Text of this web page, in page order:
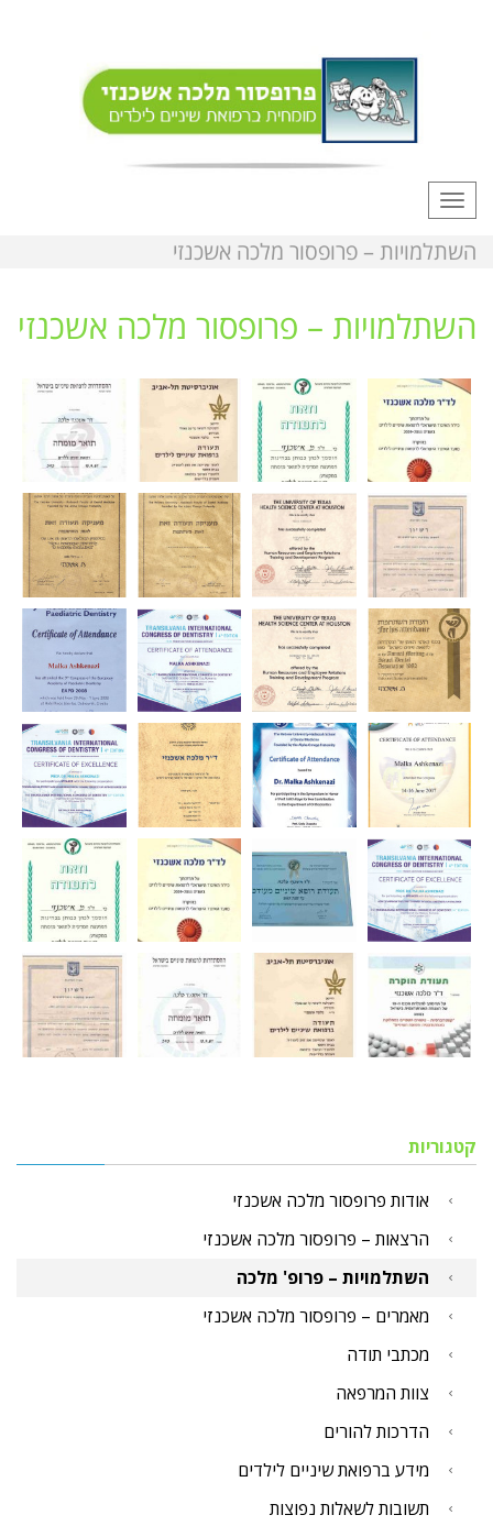
תפריט
השתלמויות – פרופסור מלכה אשכנזי
השתלמויות – פרופסור מלכה אשכנזי
קטגוריות
אודות פרופסור מלכה אשכנזי
הרצאות – פרופסור מלכה אשכנזי
השתלמויות – פרופ' מלכה
מאמרים – פרופסור מלכה אשכנזי
מכתבי תודה
צוות המרפאה
הדרכות להורים
מידע ברפואת שיניים לילדים
תשובות לשאלות נפוצות